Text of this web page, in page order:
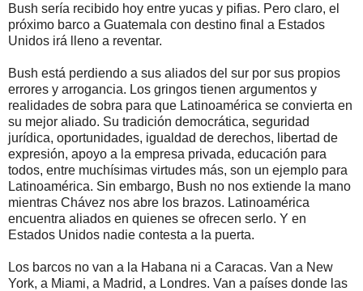
Bush sería recibido hoy entre yucas y pifias. Pero claro, el
próximo barco a Guatemala con destino final a Estados
Unidos irá lleno a reventar.
Bush está perdiendo a sus aliados del sur por sus propios
errores y arrogancia. Los gringos tienen argumentos y
realidades de sobra para que Latinoamérica se convierta en
su mejor aliado. Su tradición democrática, seguridad
jurídica, oportunidades, igualdad de derechos, libertad de
expresión, apoyo a la empresa privada, educación para
todos, entre muchísimas virtudes más, son un ejemplo para
Latinoamérica. Sin embargo, Bush no nos extiende la mano
mientras Chávez nos abre los brazos. Latinoamérica
encuentra aliados en quienes se ofrecen serlo. Y en
Estados Unidos nadie contesta a la puerta.
Los barcos no van a la Habana ni a Caracas. Van a New
York, a Miami, a Madrid, a Londres. Van a países donde las